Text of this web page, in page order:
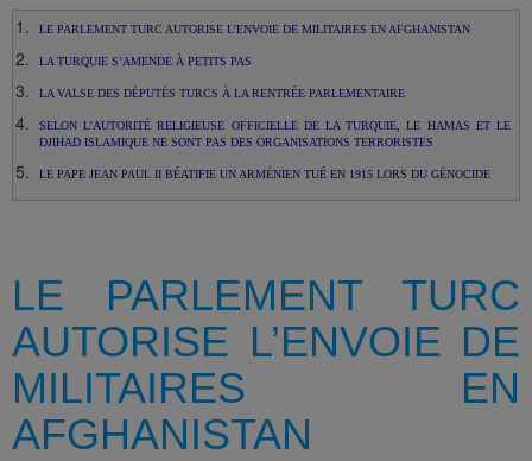
LE PARLEMENT TURC AUTORISE L’ENVOIE DE MILITAIRES EN AFGHANISTAN
LA TURQUIE S’AMENDE À PETITS PAS
LA VALSE DES DÉPUTÉS TURCS À LA RENTRÉE PARLEMENTAIRE
SELON L’AUTORITÉ RELIGIEUSE OFFICIELLE DE LA TURQUIE, LE HAMAS ET LE
DJIHAD ISLAMIQUE NE SONT PAS DES ORGANISATIONS TERRORISTES
LE PAPE JEAN PAUL II BÉATIFIE UN ARMÉNIEN TUÉ EN 1915 LORS DU GÉNOCIDE
LE PARLEMENT TURC
AUTORISE L’ENVOIE DE
MILITAIRES EN
AFGHANISTAN